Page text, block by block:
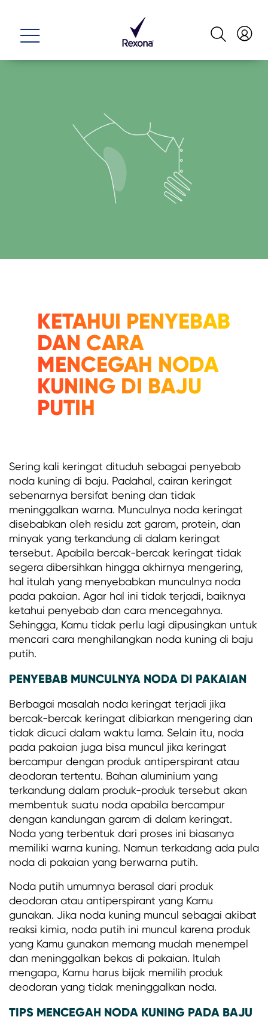
KETAHUI PENYEBAB
DAN CARA
MENCEGAH NODA
KUNING DI BAJU
PUTIH
Sering kali keringat dituduh sebagai penyebab
noda kuning di baju. Padahal, cairan keringat
sebenarnya bersifat bening dan tidak
meninggalkan warna. Munculnya noda keringat
disebabkan oleh residu zat garam, protein, dan
minyak yang terkandung di dalam keringat
tersebut. Apabila bercak-bercak keringat tidak
segera dibersihkan hingga akhirnya mengering,
hal itulah yang menyebabkan munculnya noda
pada pakaian. Agar hal ini tidak terjadi, baiknya
ketahui penyebab dan cara mencegahnya.
Sehingga, Kamu tidak perlu lagi dipusingkan untuk
mencari cara menghilangkan noda kuning di baju
putih.
PENYEBAB MUNCULNYA NODA DI PAKAIAN
Berbagai masalah noda keringat terjadi jika
bercak-bercak keringat dibiarkan mengering dan
tidak dicuci dalam waktu lama. Selain itu, noda
pada pakaian juga bisa muncul jika keringat
bercampur dengan produk antiperspirant atau
deodoran tertentu. Bahan aluminium yang
terkandung dalam produk-produk tersebut akan
membentuk suatu noda apabila bercampur
dengan kandungan garam di dalam keringat.
Noda yang terbentuk dari proses ini biasanya
memiliki warna kuning. Namun terkadang ada pula
noda di pakaian yang berwarna putih.
Noda putih umumnya berasal dari produk
deodoran atau antiperspirant yang Kamu
gunakan. Jika noda kuning muncul sebagai akibat
reaksi kimia, noda putih ini muncul karena produk
yang Kamu gunakan memang mudah menempel
dan meninggalkan bekas di pakaian. Itulah
mengapa, Kamu harus bijak memilih produk
deodoran yang tidak meninggalkan noda.
TIPS MENCEGAH NODA KUNING PADA BAJU